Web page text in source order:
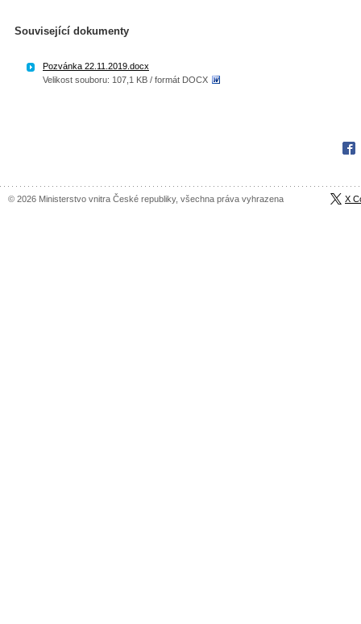
Související dokumenty
Pozvánka 22.11.2019.docx
Velikost souboru: 107,1 KB / formát DOCX
© 2026 Ministerstvo vnitra České republiky, všechna práva vyhrazena X